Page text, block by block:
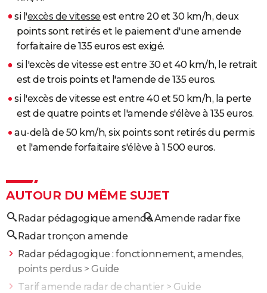
si l'excès de vitesse est entre 20 et 30 km/h, deux
points sont retirés et le paiement d'une amende
forfaitaire de 135 euros est exigé.
si l'excès de vitesse est entre 30 et 40 km/h, le retrait
est de trois points et l'amende de 135 euros.
si l'excès de vitesse est entre 40 et 50 km/h, la perte
est de quatre points et l'amende s'élève à 135 euros.
au-delà de 50 km/h, six points sont retirés du permis
et l'amende forfaitaire s'élève à 1 500 euros.
AUTOUR DU MÊME SUJET
Radar pédagogique amende Amende radar fixe
Radar tronçon amende
Radar pédagogique : fonctionnement, amendes,
points perdus > Guide
Tarif amende radar de chantier > Guide